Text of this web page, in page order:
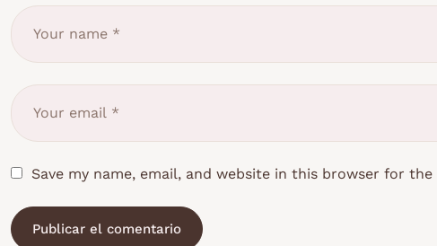
Save my name, email, and website in this browser for